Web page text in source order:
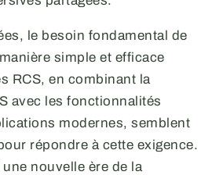
le besoin fondamental de
simple et efficace
RCS, en combinant la
avec les fonctionnalités
modernes, semblent
répondre à cette exigence.
nouvelle ère de la